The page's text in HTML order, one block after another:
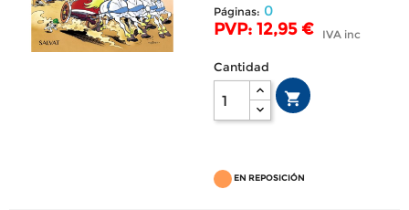
Páginas: 0
PVP: 12,95 € IVA inc
Cantidad

EN REPOSICIÓN